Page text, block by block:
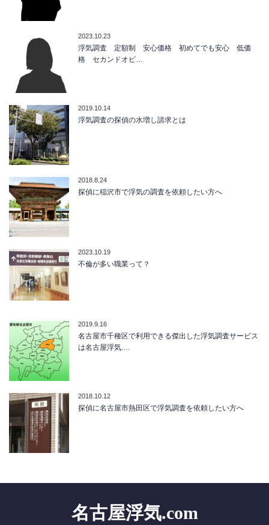
2023.10.23
浮気調査 定額制 安心価格 初めてでも安心 低価
格 セカンドオピ…
2019.10.14
浮気調査の探偵の水増し請求とは
2018.8.24
探偵に稲沢市で浮気の調査を依頼したい方へ
2023.10.19
不倫が多い職業って？
2019.9.16
名古屋市千種区で利用できる傑出した浮気調査サービス
は名古屋浮気.…
2018.10.12
探偵に名古屋市熱田区で浮気調査を依頼したい方へ
名古屋浮気.com